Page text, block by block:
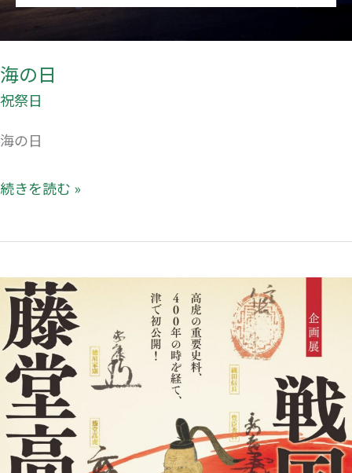
海の日
祝祭日
海の日
続きを読む »
ギ
ラ
リ
ト